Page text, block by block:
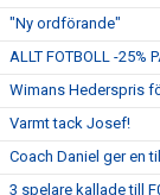
"Ny ordförande"
ALLT FOTBOLL -25%
Wimans Hederspris
Varmt tack Josef!
Coach Daniel ger en
3 spelare kallade till